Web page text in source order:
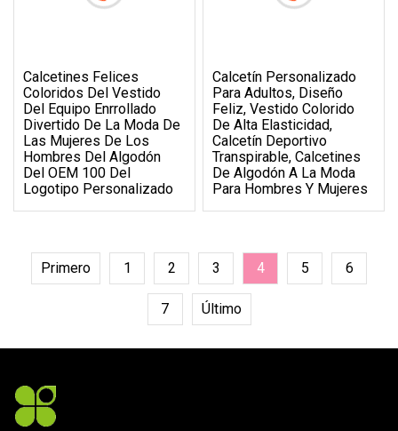
Calcetines Felices
Coloridos Del Vestido
Del Equipo Enrrollado
Divertido De La Moda De
Las Mujeres De Los
Hombres Del Algodón
Del OEM 100 Del
Logotipo Personalizado
Calcetín Personalizado
Para Adultos, Diseño
Feliz, Vestido Colorido
De Alta Elasticidad,
Calcetín Deportivo
Transpirable, Calcetines
De Algodón A La Moda
Para Hombres Y Mujeres
Primero 1 2 3 4 5 6
7 Último